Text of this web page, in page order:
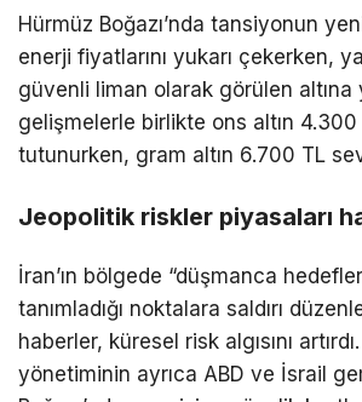
Hürmüz Boğazı’nda tansiyonun
enerji fiyatlarını yukarı çekerken,
güvenli liman olarak görülen altına
gelişmelerle birlikte ons altın 4.300
tutunurken, gram altın 6.700 TL
Jeopolitik riskler piyasaları
İran’ın bölgede “düşmanca
tanımladığı noktalara saldırı
haberler, küresel risk algısını
yönetiminin ayrıca ABD ve İsrail